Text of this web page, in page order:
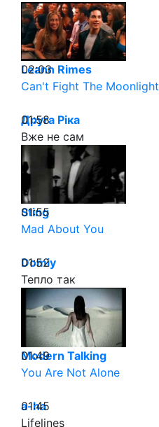
02:03
Leann Rimes
Can't Fight The Moonlight
01:58
Друга Рiка
Вже не сам
01:55
Sting
Mad About You
01:52
Domiy
Тепло так
01:49
Modern Talking
You Are Not Alone
01:45
a-ha
Lifelines